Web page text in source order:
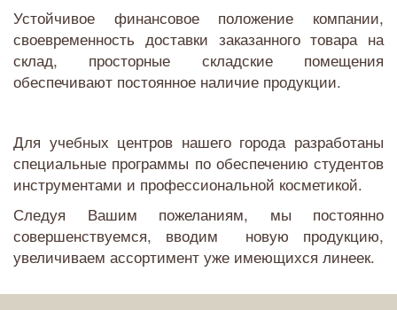
Устойчивое финансовое положение компании,
своевременность доставки заказанного товара на
склад, просторные складские помещения
обеспечивают постоянное наличие продукции.
Для учебных центров нашего города разработаны
специальные программы по обеспечению студентов
инструментами и профессиональной косметикой.
Следуя Вашим пожеланиям, мы постоянно
совершенствуемся, вводим новую продукцию,
увеличиваем ассортимент уже имеющихся линеек.